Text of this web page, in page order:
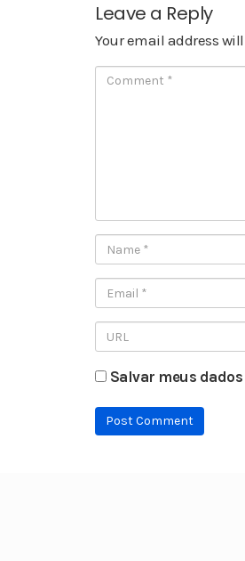
Leave a Reply
Your email address
Salvar meus